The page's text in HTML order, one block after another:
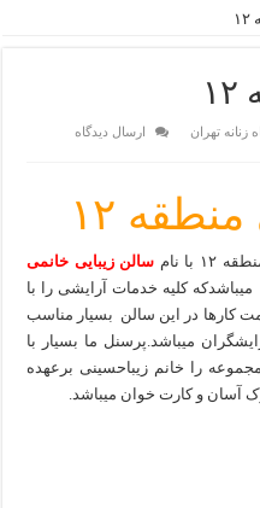
زنانه تهران
ارسال دیدگاه
۱۲
با نام
سالن زیبایی خانمی
یکی از بهترین آرایشگاهها در منطقه ۱۲ میباشدکه کلیه خدمات آرایشی را با
کارها در این سالن بسیار مناسب
میباشد.پرسنل ما بسیار با
را خانم زیباحسینی برعهده
آسان و کارت خوان میباشد.